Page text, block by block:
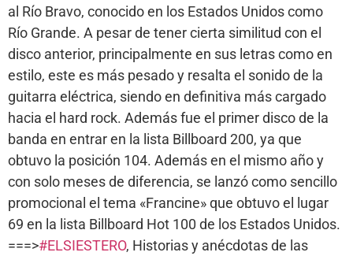
al Río Bravo, conocido en los Estados Unidos como
Río Grande. A pesar de tener cierta similitud con el
disco anterior, principalmente en sus letras como en
estilo, este es más pesado y resalta el sonido de la
guitarra eléctrica, siendo en definitiva más cargado
hacia el hard rock. Además fue el primer disco de la
banda en entrar en la lista Billboard 200, ya que
obtuvo la posición 104. Además en el mismo año y
con solo meses de diferencia, se lanzó como sencillo
promocional el tema «Francine» que obtuvo el lugar
69 en la lista Billboard Hot 100 de los Estados Unidos.
===>#ELSIESTERO, Historias y anécdotas de las